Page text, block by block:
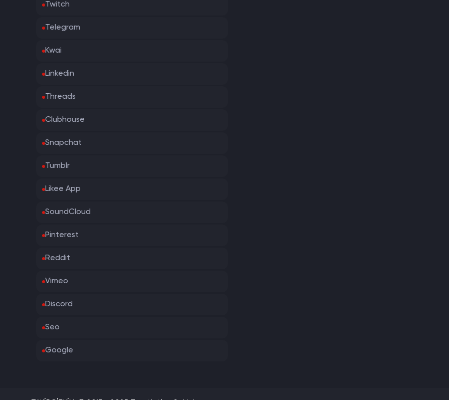
Twitch
Telegram
Kwai
Linkedin
Threads
Clubhouse
Snapchat
Tumblr
Likee App
SoundCloud
Pinterest
Reddit
Vimeo
Discord
Seo
Google